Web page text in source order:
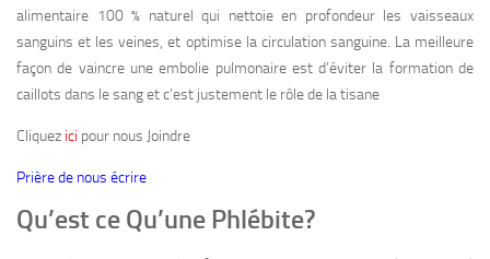
alimentaire 100 % naturel qui nettoie en profondeur les vaisseaux
sanguins et les veines, et optimise la circulation sanguine. La meilleure
façon de vaincre une embolie pulmonaire est d’éviter la formation de
caillots dans le sang et c’est justement le rôle de la tisane
Cliquez ici pour nous Joindre
Prière de nous écrire
Qu’est ce Qu’une Phlébite?